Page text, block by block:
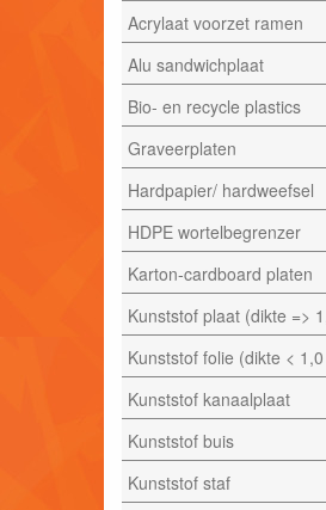
Acrylaat voorzet ramen
Alu sandwichplaat
Bio- en recycle plastics
Graveerplaten
Hardpapier/ hardweefsel
HDPE wortelbegrenzer
Karton-cardboard platen
Kunststof plaat (dikte =>
Kunststof folie (dikte <
Kunststof kanaalplaat
Kunststof buis
Kunststof staf